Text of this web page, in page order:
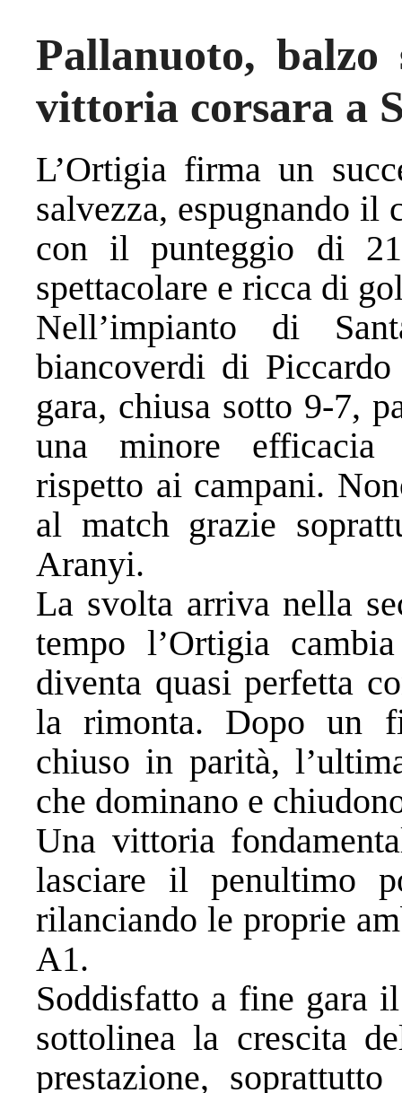
Pallanuoto, balzo
vittoria corsara a
L’Ortigia firma un
salvezza, espugnando il
con il punteggio di
spettacolare e ricca di
Nell’impianto di
biancoverdi di
gara, chiusa sotto 9-7,
una minore efficacia
rispetto ai campani.
al match grazie
Aranyi.
La svolta arriva nella
tempo l’Ortigia
diventa quasi perfetta
la rimonta. Dopo un
chiuso in parità,
che dominano e
Una vittoria
lasciare il penultimo
rilanciando le proprie
A1.
Soddisfatto a fine gara
sottolinea la crescita
prestazione,